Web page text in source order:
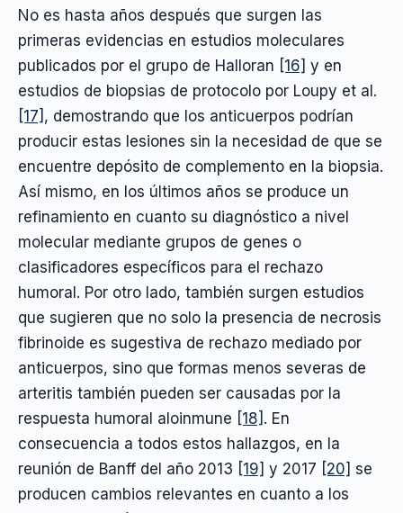
No es hasta años después que surgen las
primeras evidencias en estudios moleculares
publicados por el grupo de Halloran [16] y en
estudios de biopsias de protocolo por Loupy et al.
[17] , demostrando que los anticuerpos podrían
producir estas lesiones sin la necesidad de que se
encuentre depósito de complemento en la biopsia.
Así mismo, en los últimos años se produce un
refinamiento en cuanto su diagnóstico a nivel
molecular mediante grupos de genes o
clasificadores específicos para el rechazo
humoral. Por otro lado, también surgen estudios
que sugieren que no solo la presencia de necrosis
fibrinoide es sugestiva de rechazo mediado por
anticuerpos, sino que formas menos severas de
arteritis también pueden ser causadas por la
respuesta humoral aloinmune [18] . En
consecuencia a todos estos hallazgos, en la
reunión de Banff del año 2013 [19] y 2017 [20] se
producen cambios relevantes en cuanto a los